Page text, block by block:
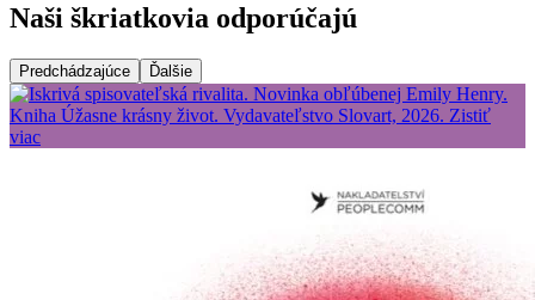
Naši škriatkovia odporúčajú
Predchádzajúce Ďalšie